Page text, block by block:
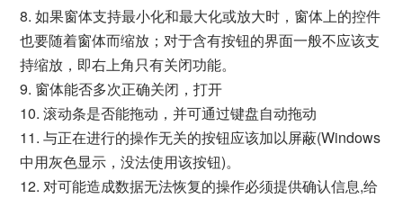
8. 如果窗体支持最小化和最大化或放大时，窗体上的控件
也要随着窗体而缩放；对于含有按钮的界面一般不应该支
持缩放，即右上角只有关闭功能。
9. 窗体能否多次正确关闭，打开
10. 滚动条是否能拖动，并可通过键盘自动拖动
11. 与正在进行的操作无关的按钮应该加以屏蔽(Windows
中用灰色显示，没法使用该按钮)。
12. 对可能造成数据无法恢复的操作必须提供确认信息,给